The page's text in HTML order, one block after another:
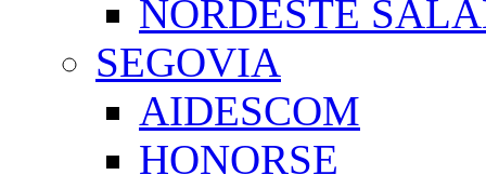
NORDESTE
SEGOVIA
AIDESCOM
HONORSE